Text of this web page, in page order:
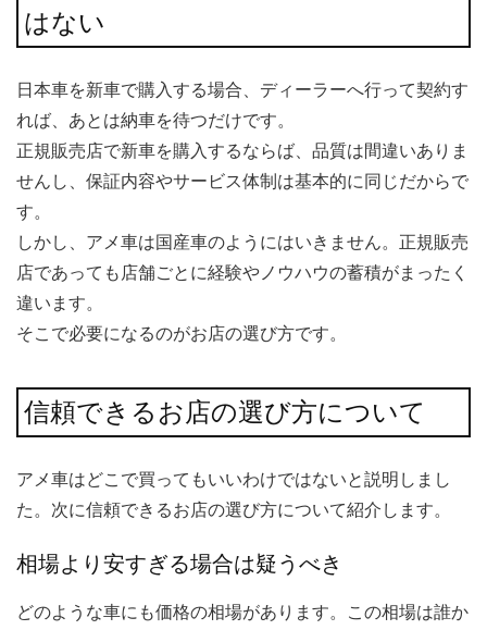
はない
日本車を新車で購入する場合、ディーラーへ行って契約す
れば、あとは納車を待つだけです。
正規販売店で新車を購入するならば、品質は間違いありま
せんし、保証内容やサービス体制は基本的に同じだからで
す。
しかし、アメ車は国産車のようにはいきません。正規販売
店であっても店舗ごとに経験やノウハウの蓄積がまったく
違います。
そこで必要になるのがお店の選び方です。
信頼できるお店の選び方について
アメ車はどこで買ってもいいわけではないと説明しまし
た。次に信頼できるお店の選び方について紹介します。
相場より安すぎる場合は疑うべき
どのような車にも価格の相場があります。この相場は誰か